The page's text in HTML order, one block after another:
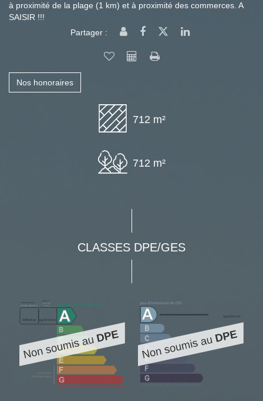
à proximité de la plage (1 km) et à proximité des commerces. A
SAISIR !!!
Partager :
Nos honoraires
712 m²
712 m²
CLASSES DPE/GES